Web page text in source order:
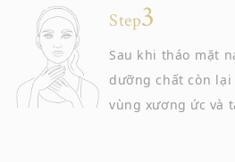
Step
Sau khi tháo mặt
dưỡng chất còn
vùng xương ức và